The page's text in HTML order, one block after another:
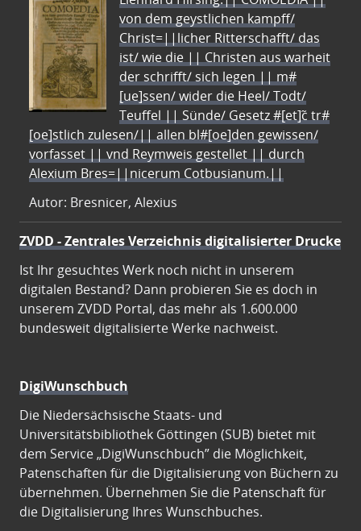
von dem geystlichen kampff/
Christ=||licher Ritterschafft/ das
ist/ wie die || Christen aus warheit
der schrifft/ sich legen || m#
[ue]ssen/ wider die Heel/ Todt/
Teuffel || Sünde/ Gesetz #[et]c̃ tr#
[oe]stlich zulesen/|| allen bl#[oe]den gewissen/
vorfasset || vnd Reymweis gestellet || durch
Alexium Bres=||nicerum Cotbusianum.||
Autor: Bresnicer, Alexius
ZVDD - Zentrales Verzeichnis digitalisierter Drucke
Ist Ihr gesuchtes Werk noch nicht in unserem
digitalen Bestand? Dann probieren Sie es doch in
unserem ZVDD Portal, das mehr als 1.600.000
bundesweit digitalisierte Werke nachweist.
DigiWunschbuch
Die Niedersächsische Staats- und
Universitätsbibliothek Göttingen (SUB) bietet mit
dem Service „DigiWunschbuch” die Möglichkeit,
Patenschaften für die Digitalisierung von Büchern zu
übernehmen. Übernehmen Sie die Patenschaft für
die Digitalisierung Ihres Wunschbuches.